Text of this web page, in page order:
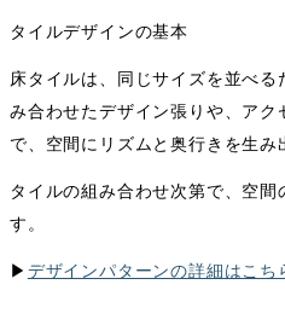
タイルデザインの基本
床タイルは、同じサイズを並べ
み合わせたデザイン張りや、アク
で、空間にリズムと奥行きを生み
タイルの組み合わせ次第で、空間
す。
▶︎ デザインパターンの詳細はこち